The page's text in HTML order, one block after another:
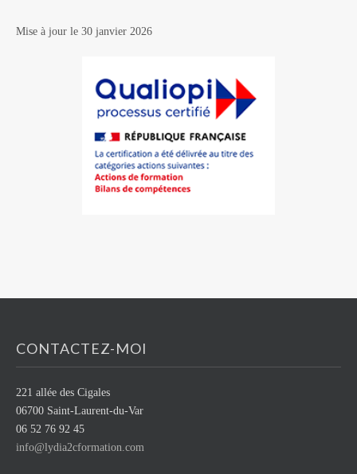
Mise à jour le 30 janvier 2026
CONTACTEZ-MOI
221 allée des Cigales
06700 Saint-Laurent-du-Var
06 52 76 92 45
info@lydia2cformation.com